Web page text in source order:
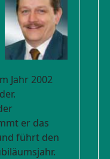
Jahr 2002
er das
führt den